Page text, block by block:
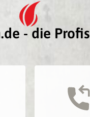
- die Profis